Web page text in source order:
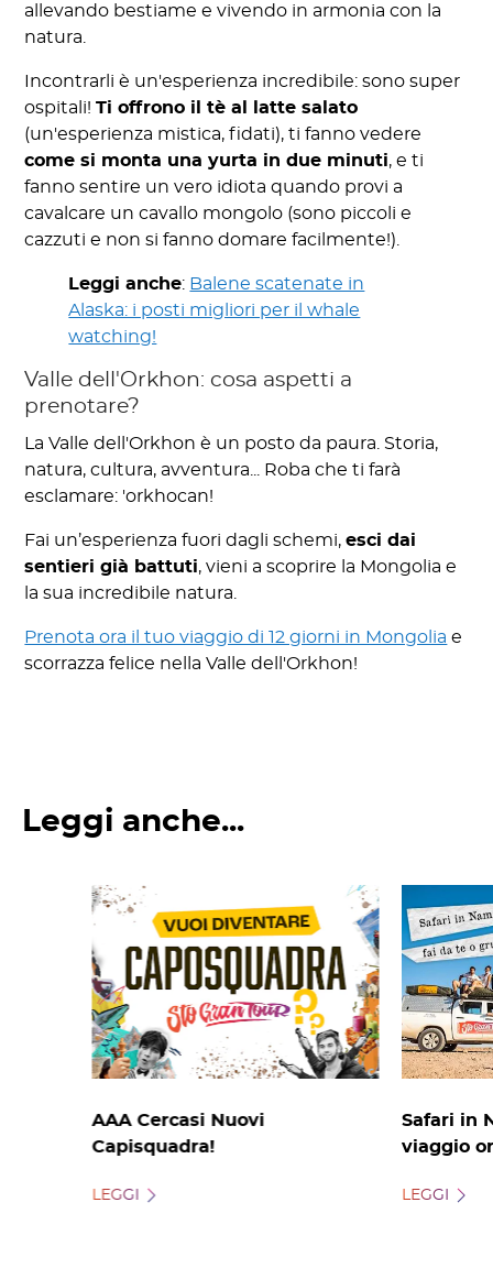
allevando bestiame e vivendo in armonia con la
natura.
Incontrarli è un'esperienza incredibile: sono super
ospitali!Ti offrono il tè al latte salato
(un'esperienza mistica, fidati), ti fanno vedere
come si monta una yurta in due minuti, e ti
fanno sentire un vero idiota quando provi a
cavalcare un cavallo mongolo (sono piccoli e
cazzuti e non si fanno domare facilmente!).
Leggi anche: Balene scatenate in
Alaska: i posti migliori per il whale
watching!
Valle dell'Orkhon: cosa aspetti a
prenotare?
La Valle dell'Orkhon è un posto da paura. Storia,
natura, cultura, avventura... Roba che ti farà
esclamare: 'orkhocan!
Fai un’esperienza fuori dagli schemi,esci dai
sentieri già battuti, vieni a scoprire la Mongolia e
la sua incredibile natura.
Prenota ora il tuo viaggio di 12 giorni in Mongolia e
scorrazza felice nella Valle dell'Orkhon!
Leggi anche...
AAA Cercasi Nuovi
Capisquadra!
LEGGI
Safari in
viaggio
LEGGI